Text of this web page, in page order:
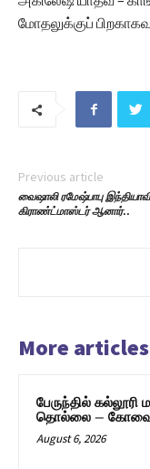
மோதலுக்குப்
Previous article
வைஷாலி ரமேஷ்பாபு
கிராண்ட்மாஸ்டர் ஆனார்..
More articles
பேருந்தில் கல்லூரி
தொல்லை –
August 6, 2026